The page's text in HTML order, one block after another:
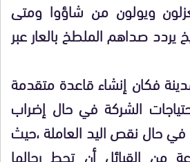
ويولون من شاؤوا ومتى
يردد صداهم الملطخ بالعار عبر
فكان إنشاء قاعدة متقدمة
الشركة في حال إضراب
حال نقص اليد العاملة ،حيث
من القبائل أن تحط رحالها